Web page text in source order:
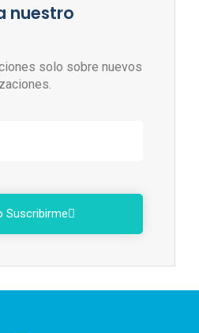
nuestro
solo sobre nuevos
Suscribirme